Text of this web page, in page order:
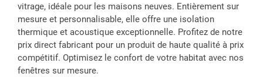
vitrage, idéale pour les maisons neuves. Entièrement sur
mesure et personnalisable, elle offre une isolation
thermique et acoustique exceptionnelle. Profitez de notre
prix direct fabricant pour un produit de haute qualité à prix
compétitif. Optimisez le confort de votre habitat avec nos
fenêtres sur mesure.